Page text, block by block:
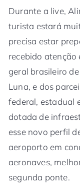
Durante a live,
turista estará
precisa estar
recebido
geral brasileiro
Luna, e dos
federal, estadual
dotada de
esse novo perfil
aeroporto em
aeronaves,
segunda ponte.